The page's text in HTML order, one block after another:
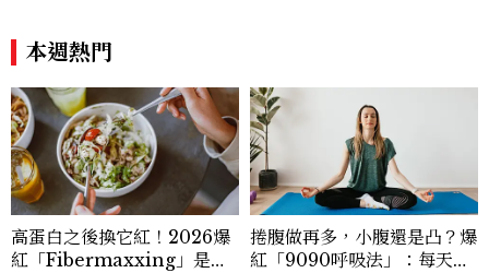
本週熱門
高蛋白之後換它紅！2026爆
紅「Fibermaxxing」是什
捲腹做再多，小腹還是凸？爆
紅「9090呼吸法」：每天躺